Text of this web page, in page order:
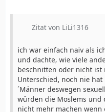
Zitat von LiLi1316
ich war einfach naiv als
und dachte, wie viele
beschnitten oder nicht
Unterschied, noch nie
´Männer deswegen
würden die Moslems und
nicht mehr machen wenn